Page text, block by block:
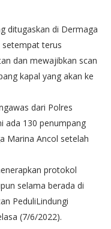
ditugaskan di Dermaga
terus
dan mewajibkan scan
kapal yang akan ke
dari Polres
ada 130 penumpang
Marina Ancol setelah
protokol
selama berada di
PeduliLindungi
(7/6/2022).